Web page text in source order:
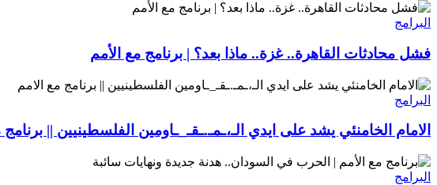
البرامج
فشل محادثات القاهرة.. غزة.. ماذا بعد؟ | برنامج مع الأمم
البرامج
الامام الخامنئي يشد على ايدي الـ،ـمـ.ـقـ_ـاومين الفلسطينيين || برنامج
البرامج